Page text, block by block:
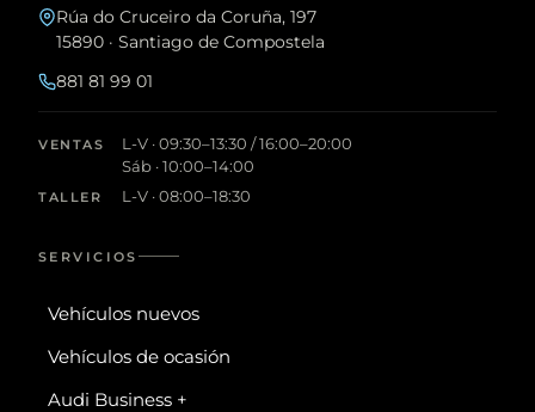
Rúa do Cruceiro da Coruña, 197
15890 · Santiago de Compostela
881 81 99 01
VENTAS
L-V · 09:30–13:30 / 16:00–20:00
Sáb · 10:00–14:00
TALLER L-V · 08:00–18:30
SERVICIOS
Vehículos nuevos
Vehículos de ocasión
Audi Business +